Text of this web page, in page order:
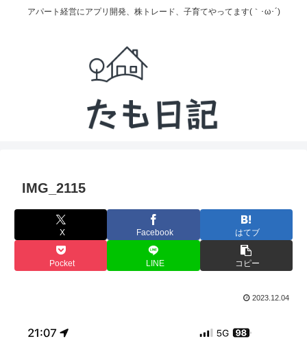
アパート経営にアプリ開発、株トレード、子育てやってます(｀･ω･´)
IMG_2115
X Facebook はてブ
Pocket LINE コピー
2023.12.04